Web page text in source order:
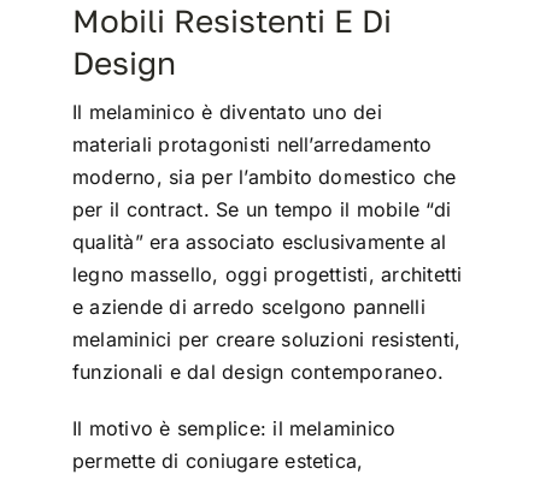
Mobili Resistenti E Di
Design
Il melaminico è diventato uno dei
materiali protagonisti nell’arredamento
moderno, sia per l’ambito domestico che
per il contract. Se un tempo il mobile “di
qualità” era associato esclusivamente al
legno massello, oggi progettisti, architetti
e aziende di arredo scelgono pannelli
melaminici per creare soluzioni resistenti,
funzionali e dal design contemporaneo.
Il motivo è semplice: il melaminico
permette di coniugare estetica,